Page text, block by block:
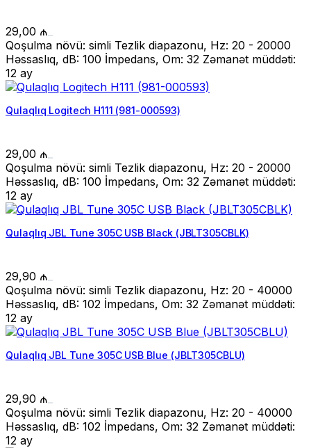
29,00 ₼
Qoşulma növü: simli Tezlik diapazonu, Hz: 20 - 20000
Həssaslıq, dB: 100 İmpedans, Om: 32 Zəmanət müddəti:
12 ay
Qulaqlıq Logitech H111 (981-000593)
29,00 ₼
Qoşulma növü: simli Tezlik diapazonu, Hz: 20 - 20000
Həssaslıq, dB: 100 İmpedans, Om: 32 Zəmanət müddəti:
12 ay
Qulaqlıq JBL Tune 305C USB Black (JBLT305CBLK)
29,90 ₼
Qoşulma növü: simli Tezlik diapazonu, Hz: 20 - 40000
Həssaslıq, dB: 102 İmpedans, Om: 32 Zəmanət müddəti:
12 ay
Qulaqlıq JBL Tune 305C USB Blue (JBLT305CBLU)
29,90 ₼
Qoşulma növü: simli Tezlik diapazonu, Hz: 20 - 40000
Həssaslıq, dB: 102 İmpedans, Om: 32 Zəmanət müddəti:
12 ay